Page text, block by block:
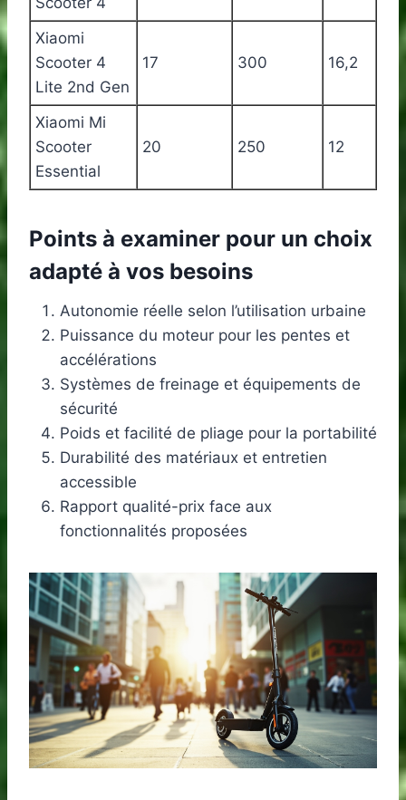
Xiaomi
Scooter 4
Lite 2nd Gen
17 300 16,2
Xiaomi Mi
Scooter
Essential
20 250 12
Points à examiner pour un choix
adapté à vos besoins
Autonomie réelle selon l’utilisation urbaine
Puissance du moteur pour les pentes et
accélérations
Systèmes de freinage et équipements de
sécurité
Poids et facilité de pliage pour la portabilité
Durabilité des matériaux et entretien
accessible
Rapport qualité-prix face aux
fonctionnalités proposées